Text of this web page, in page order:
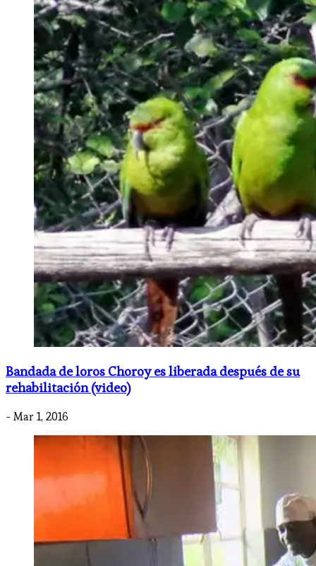
Bandada de loros Choroy es liberada después de su
rehabilitación (video)
- Mar 1, 2016